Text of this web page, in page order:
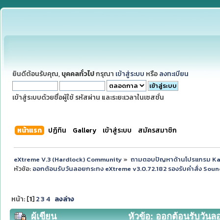
ยินดีต้อนรับคุณ, บุคคลทั่วไปกรุณา เข้าสู่ระบบ หรือ ลงทะเบียน
เข้าสู่ระบบด้วยชื่อผู้ใช้ รหัสผ่าน และระยะเวลาในเซสชั่น
หน้าแรก ปฏิทิน Gallery เข้าสู่ระบบ สมัครสมาชิก
eXtreme V.3 (Hardlock) Community» ถามตอบปัญหาด้านโปรแกรม
หัวข้อ: ออกต้อนรับวันลอยกระทง eXtreme v3.0.72.182 รองรับคำสั่ง
หน้า: [1] 23 4 ลงล่าง
ผู้เขียน หัวข้อ: ออกต้อนรับวันลอ